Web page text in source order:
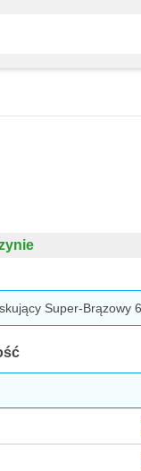
Super-Brązowy